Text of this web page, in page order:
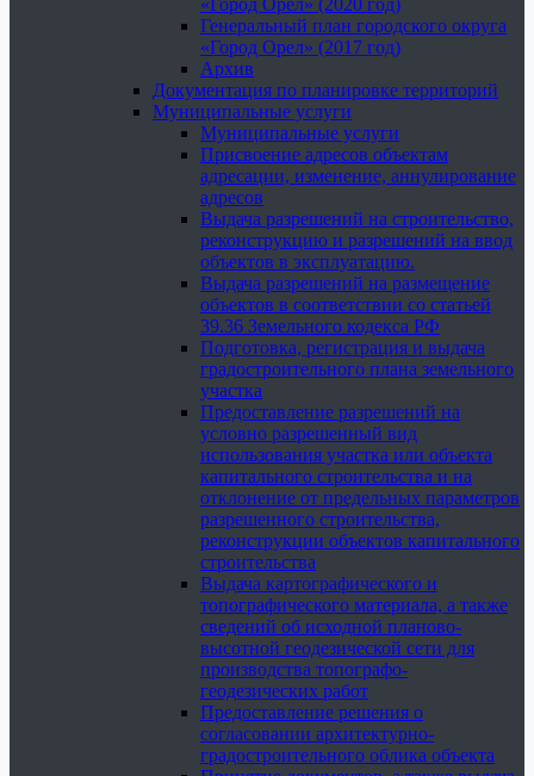
«Город Орел» (2020 год)
Генеральный план городского округа
«Город Орел» (2017 год)
Архив
Документация по планировке территорий
Муниципальные услуги
Муниципальные услуги
Присвоение адресов объектам
адресации, изменение, аннулирование
адресов
Выдача разрешений на строительство,
реконструкцию и разрешений на ввод
объектов в эксплуатацию.
Выдача разрешений на размещение
объектов в соответствии со статьей
39.36 Земельного кодекса РФ
Подготовка, регистрация и выдача
градостроительного плана земельного
участка
Предоставление разрешений на
условно разрешенный вид
использования участка или объекта
капитального строительства и на
отклонение от предельных параметров
разрешенного строительства,
реконструкции объектов капитального
строительства
Выдача картографического и
топографического материала, а также
сведений об исходной планово-
высотной геодезической сети для
производства топографо-
геодезических работ
Предоставление решения о
согласовании архитектурно-
градостроительного облика объекта